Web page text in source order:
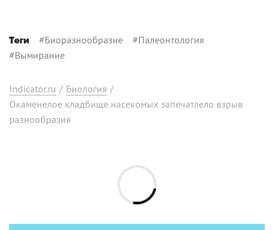
Теги #Биоразнообразие #Палеонтология
#Вымирание
Indicator.ru / Биология /
Окаменелое кладбище насекомых запечатлело взрыв
разнообразия